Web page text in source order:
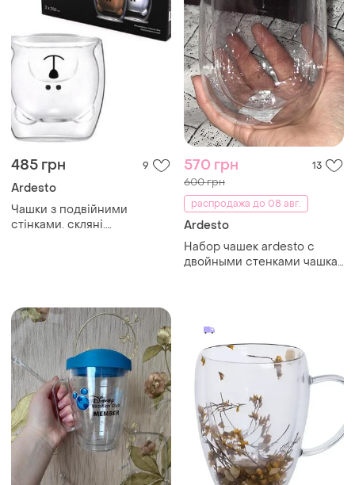
485 грн 9
Ardesto
Чашки з подвійними
стінками. скляні.
570 грн 13
600 грн
распродажа до 08 авг.
Ardesto
Набор чашек ardesto с
двойными стенками чашка